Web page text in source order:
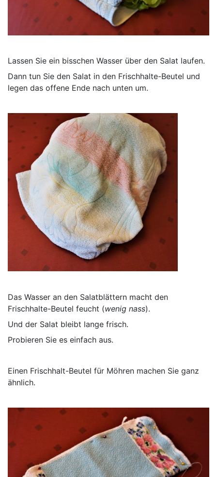
Lassen Sie ein bisschen Wasser über den Salat laufen.
Dann tun Sie den Salat in den Frischhalte-Beutel und
legen das offene Ende nach unten um.
Das Wasser an den Salatblättern macht den
Frischhalte-Beutel feucht (wenig nass).
Und der Salat bleibt lange frisch.
Probieren Sie es einfach aus.
Einen Frischhalt-Beutel für Möhren machen Sie ganz
ähnlich.